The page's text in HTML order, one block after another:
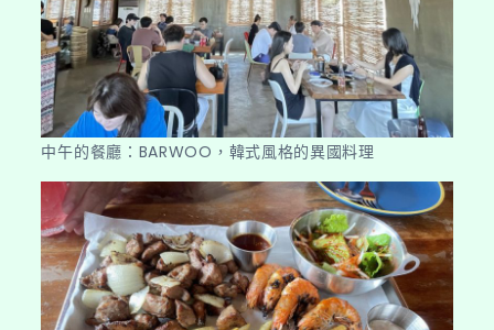
中午的餐廳：BARWOO，韓式風格的異國料理